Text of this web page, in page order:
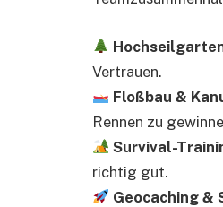
Vertrauen.
Floßbau &
Rennen zu
Survival-
richtig gut.
Geocaching &